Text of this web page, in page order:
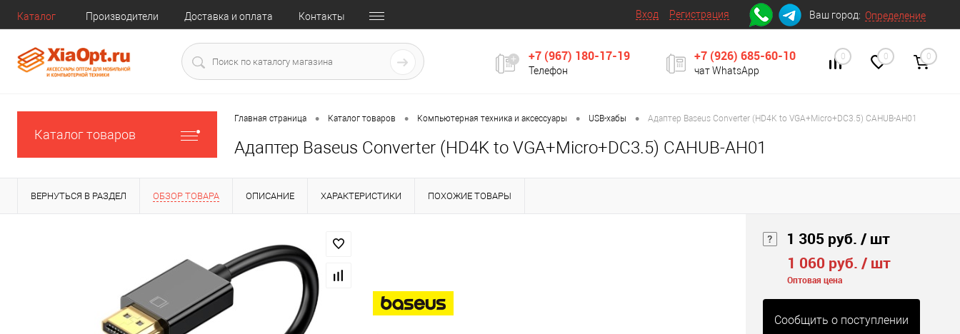
Каталог Производители Доставка и оплата Контакты Вход Регистрация Ваш город: Определение
+7 (967) 180-17-19
Телефон
+7 (926) 685-60-10
чат WhatsApp
0 0 0
Каталог товаров
Главная страница • Каталог товаров • Компьютерная техника и аксессуары • USB-хабы • Адаптер Baseus Converter (HD4K to VGA+Micro+DC3.5) CAHUB-AH01
Адаптер Baseus Converter (HD4K to VGA+Micro+DC3.5) CAHUB-AH01
ВЕРНУТЬСЯ В РАЗДЕЛ ОБЗОР ТОВАРА ОПИСАНИЕ ХАРАКТЕРИСТИКИ ПОХОЖИЕ ТОВАРЫ
1 305 руб. / шт
1 060 руб. / шт
Оптовая цена
Сообщить о поступлении